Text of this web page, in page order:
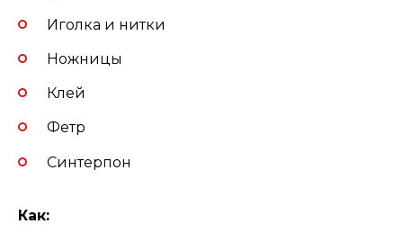
Иголка и нитки
Ножницы
Клей
Фетр
Синтерпон
Как: